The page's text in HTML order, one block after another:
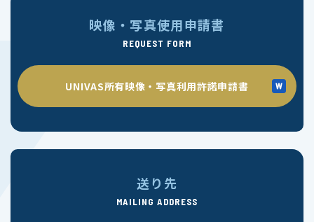
映像・写真使用申請書
REQUEST FORM
UNIVAS所有映像・写真利用許諾申請書
送り先
MAILING ADDRESS